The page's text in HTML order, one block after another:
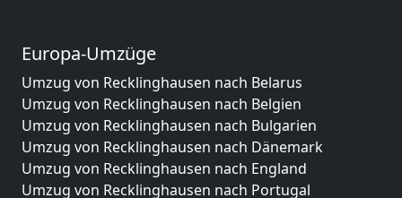
Europa-Umzüge
Umzug von Recklinghausen nach Belarus
Umzug von Recklinghausen nach Belgien
Umzug von Recklinghausen nach Bulgarien
Umzug von Recklinghausen nach Dänemark
Umzug von Recklinghausen nach England
Umzug von Recklinghausen nach Portugal